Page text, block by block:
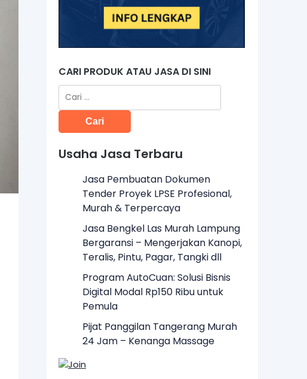
CARI PRODUK ATAU JASA DI SINI
Cari
untuk:
Usaha Jasa Terbaru
Jasa Pembuatan Dokumen
Tender Proyek LPSE Profesional,
Murah & Terpercaya
Jasa Bengkel Las Murah Lampung
Bergaransi – Mengerjakan Kanopi,
Teralis, Pintu, Pagar, Tangki dll
Program AutoCuan: Solusi Bisnis
Digital Modal Rp150 Ribu untuk
Pemula
Pijat Panggilan Tangerang Murah
24 Jam – Kenanga Massage